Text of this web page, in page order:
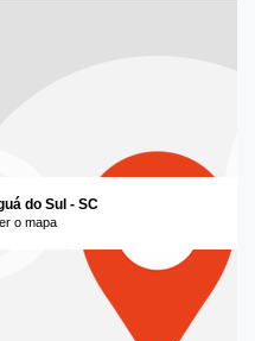
do Sul - SC
o mapa